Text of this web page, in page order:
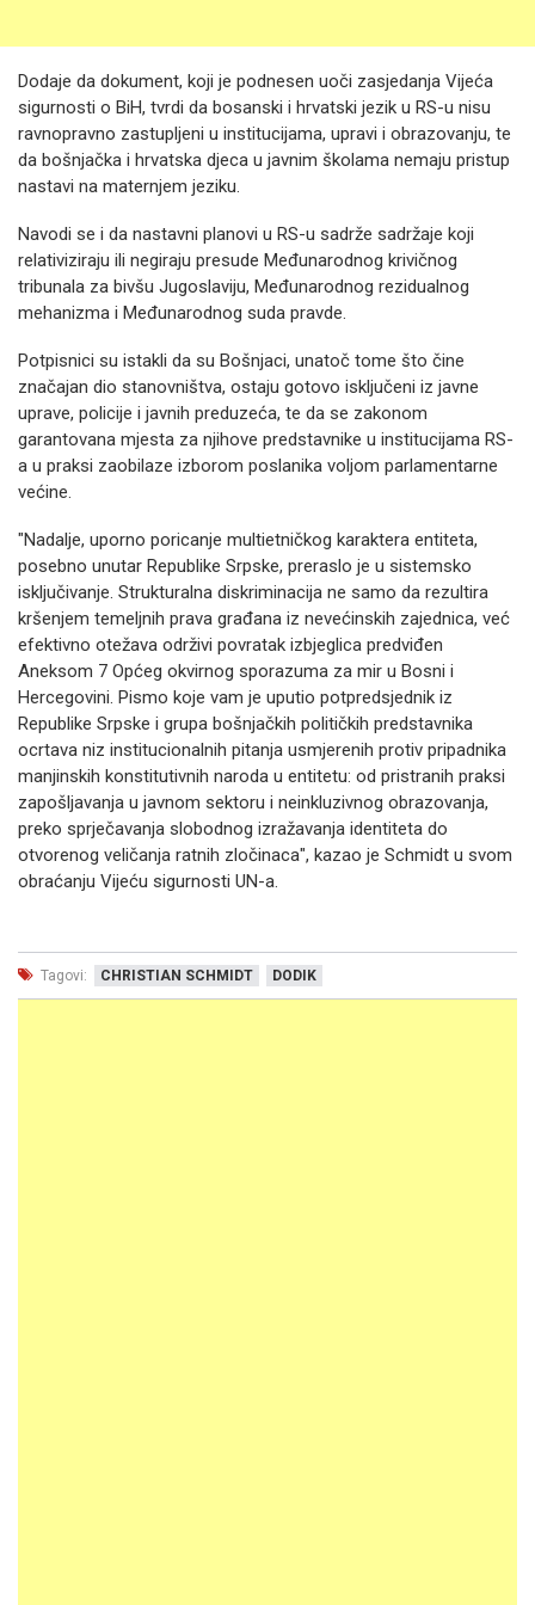
Dodaje da dokument, koji je podnesen uoči zasjedanja Vijeća
sigurnosti o BiH, tvrdi da bosanski i hrvatski jezik u RS-u nisu
ravnopravno zastupljeni u institucijama, upravi i obrazovanju, te
da bošnjačka i hrvatska djeca u javnim školama nemaju pristup
nastavi na maternjem jeziku.
Navodi se i da nastavni planovi u RS-u sadrže sadržaje koji
relativiziraju ili negiraju presude Međunarodnog krivičnog
tribunala za bivšu Jugoslaviju, Međunarodnog rezidualnog
mehanizma i Međunarodnog suda pravde.
Potpisnici su istakli da su Bošnjaci, unatoč tome što čine
značajan dio stanovništva, ostaju gotovo isključeni iz javne
uprave, policije i javnih preduzeća, te da se zakonom
garantovana mjesta za njihove predstavnike u institucijama RS-
a u praksi zaobilaze izborom poslanika voljom parlamentarne
većine.
"Nadalje, uporno poricanje multietničkog karaktera entiteta,
posebno unutar Republike Srpske, preraslo je u sistemsko
isključivanje. Strukturalna diskriminacija ne samo da rezultira
kršenjem temeljnih prava građana iz nevećinskih zajednica, već
efektivno otežava održivi povratak izbjeglica predviđen
Aneksom 7 Općeg okvirnog sporazuma za mir u Bosni i
Hercegovini. Pismo koje vam je uputio potpredsjednik iz
Republike Srpske i grupa bošnjačkih političkih predstavnika
ocrtava niz institucionalnih pitanja usmjerenih protiv pripadnika
manjinskih konstitutivnih naroda u entitetu: od pristranih praksi
zapošljavanja u javnom sektoru i neinkluzivnog obrazovanja,
preko sprječavanja slobodnog izražavanja identiteta do
otvorenog veličanja ratnih zločinaca", kazao je Schmidt u svom
obraćanju Vijeću sigurnosti UN-a.
Tagovi: CHRISTIAN SCHMIDT DODIK